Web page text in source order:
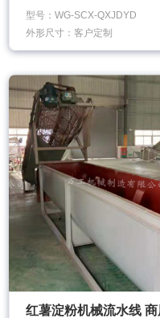
型号：WG-SCX-QXJDYD
外形尺寸：客户定制